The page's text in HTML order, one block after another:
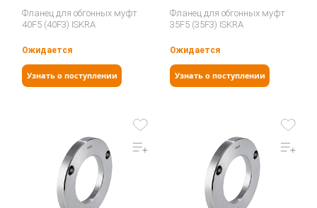
Фланец для обгонных муфт
40F5 (40F3) ISKRA
Ожидается
Узнать о поступлении
Фланец для обгонных муфт
35F5 (35F3) ISKRA
Ожидается
Узнать о поступлении